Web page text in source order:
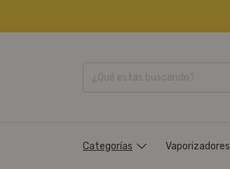
Categorías Vaporizadores